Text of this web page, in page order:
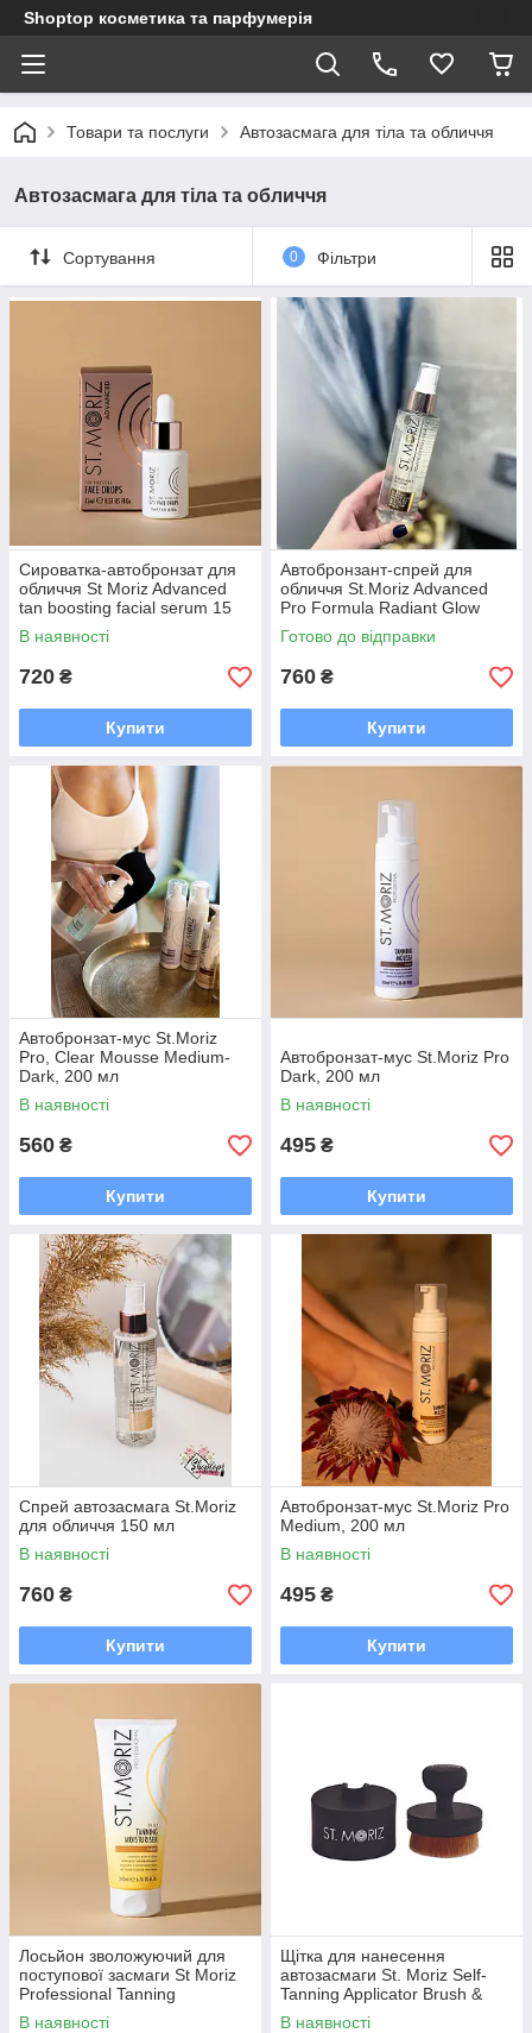
Shoptop косметика та парфумерія
Товари та послуги Автозасмага для тіла та обличчя
Автозасмага для тіла та обличчя
Сортування 0 Фільтри
Сироватка-автобронзат для
обличчя St Moriz Advanced
tan boosting facial serum 15
мл
В наявності
720 ₴
Купити
Автобронзант-спрей для
обличчя St.Moriz Advanced
Pro Formula Radiant Glow
Face Mist
Готово до відправки
760 ₴
Купити
Автобронзат-мус St.Moriz
Pro, Clear Mousse Medium-
Dark, 200 мл
В наявності
560 ₴
Купити
Автобронзат-мус St.Moriz Pro
Dark, 200 мл
В наявності
495 ₴
Купити
Спрей автозасмага St.Moriz
для обличчя 150 мл
В наявності
760 ₴
Купити
Автобронзат-мус St.Moriz Pro
Medium, 200 мл
В наявності
495 ₴
Купити
Лосьйон зволожуючий для
поступової засмаги St Moriz
Professional Tanning
Moisturiser 200
В наявності
Щітка для нанесення
автозасмаги St. Moriz Self-
Tanning Applicator Brush &
Holder
В наявності